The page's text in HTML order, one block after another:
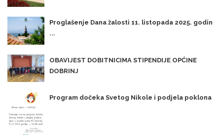
Proglašenje Dana žalosti 11. listopada 2025. godin
...
OBAVIJEST DOBITNICIMA STIPENDIJE OPĆINE
DOBRINJ
Program dočeka Svetog Nikole i podjela poklona